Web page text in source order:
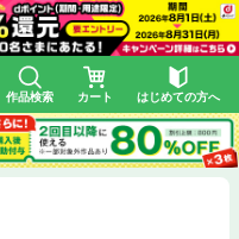
作品検索 カート はじめての方へ